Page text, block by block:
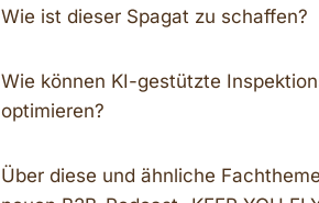
Wie ist dieser Spagat zu schaffen?
Wie können KI-gestützte
optimieren?
Über diese und ähnliche